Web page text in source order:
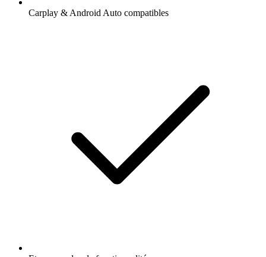
Carplay & Android Auto compatibles